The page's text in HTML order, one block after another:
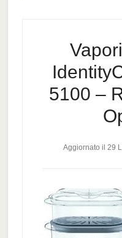
5100 –
Aggiornato il 29